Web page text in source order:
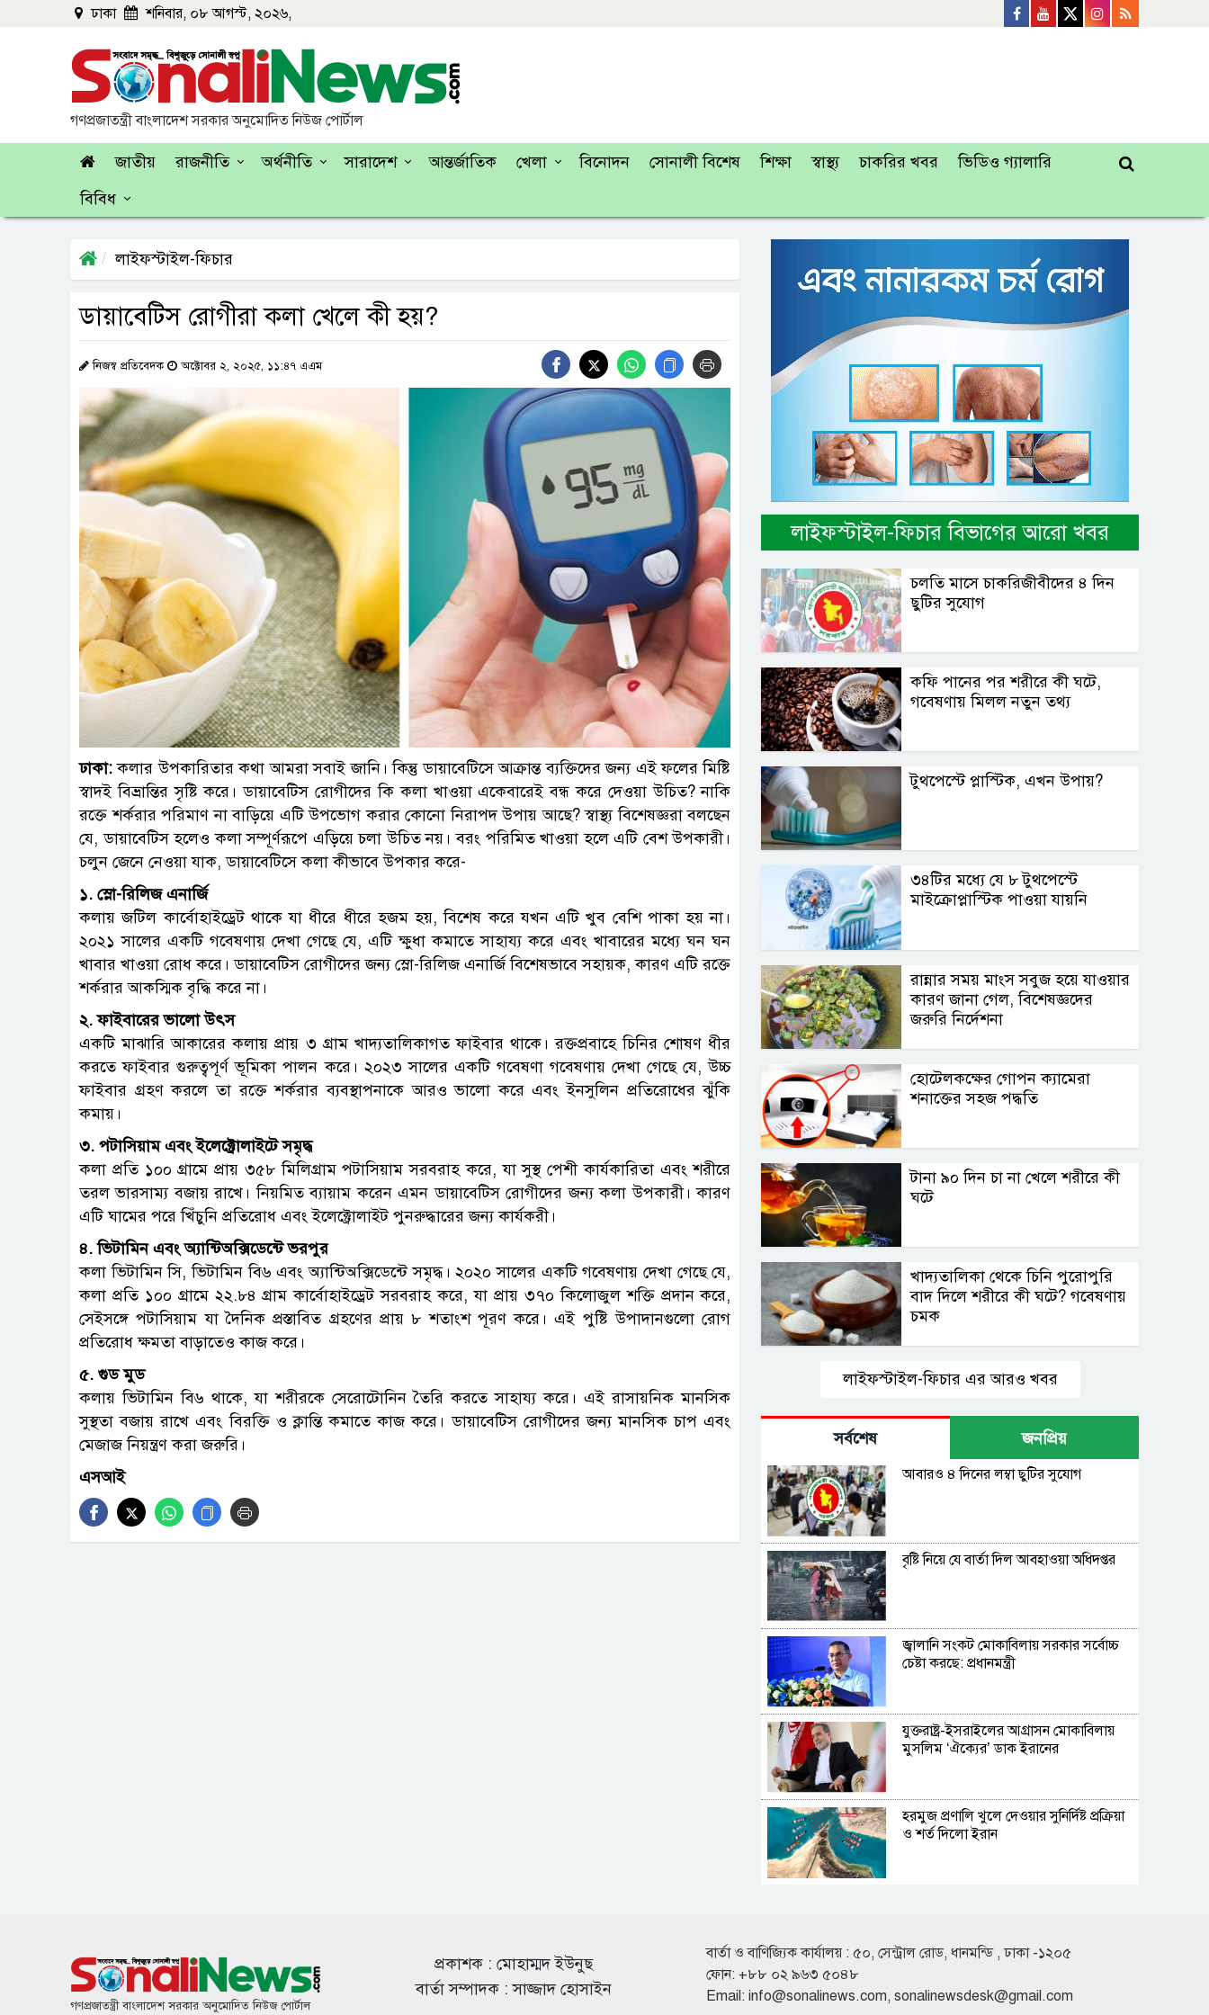
ঢাকা শনিবার, ০৮ আগস্ট, ২০২৬,
গণপ্রজাতন্ত্রী বাংলাদেশ সরকার অনুমোদিত নিউজ পোর্টাল
জাতীয় রাজনীতি অর্থনীতি সারাদেশ আন্তর্জাতিক খেলা বিনোদন সোনালী বিশেষ শিক্ষা স্বাস্থ্য চাকরির খবর
ভিডিও গ্যালারি
বিবিধ
লাইফস্টাইল-ফিচার
ডায়াবেটিস রোগীরা কলা খেলে কী হয়?
নিজস্ব প্রতিবেদক অক্টোবর ২, ২০২৫, ১১:৪৭ এএম
ফাইল ছবি
ঢাকা:কলার উপকারিতার কথা আমরা সবাই জানি। কিন্তু ডায়াবেটিসে আক্রান্ত ব্যক্তিদের জন্য এই ফলের মিষ্টি
স্বাদই বিভ্রান্তির সৃষ্টি করে। ডায়াবেটিস রোগীদের কি কলা খাওয়া একেবারেই বন্ধ করে দেওয়া উচিত? নাকি
রক্তে শর্করার পরিমাণ না বাড়িয়ে এটি উপভোগ করার কোনো নিরাপদ উপায় আছে? স্বাস্থ্য বিশেষজ্ঞরা বলছেন
যে, ডায়াবেটিস হলেও কলা সম্পূর্ণরূপে এড়িয়ে চলা উচিত নয়। বরং পরিমিত খাওয়া হলে এটি বেশ উপকারী।
চলুন জেনে নেওয়া যাক, ডায়াবেটিসে কলা কীভাবে উপকার করে-
১. স্লো-রিলিজ এনার্জি
কলায় জটিল কার্বোহাইড্রেট থাকে যা ধীরে ধীরে হজম হয়, বিশেষ করে যখন এটি খুব বেশি পাকা হয় না।
২০২১ সালের একটি গবেষণায় দেখা গেছে যে, এটি ক্ষুধা কমাতে সাহায্য করে এবং খাবারের মধ্যে ঘন ঘন
খাবার খাওয়া রোধ করে। ডায়াবেটিস রোগীদের জন্য স্লো-রিলিজ এনার্জি বিশেষভাবে সহায়ক, কারণ এটি রক্তে
শর্করার আকস্মিক বৃদ্ধি করে না।
২. ফাইবারের ভালো উৎস
একটি মাঝারি আকারের কলায় প্রায় ৩ গ্রাম খাদ্যতালিকাগত ফাইবার থাকে। রক্তপ্রবাহে চিনির শোষণ ধীর
করতে ফাইবার গুরুত্বপূর্ণ ভূমিকা পালন করে। ২০২৩ সালের একটি গবেষণা গবেষণায় দেখা গেছে যে, উচ্চ
ফাইবার গ্রহণ করলে তা রক্তে শর্করার ব্যবস্থাপনাকে আরও ভালো করে এবং ইনসুলিন প্রতিরোধের ঝুঁকি
কমায়।
৩. পটাসিয়াম এবং ইলেক্ট্রোলাইটে সমৃদ্ধ
কলা প্রতি ১০০ গ্রামে প্রায় ৩৫৮ মিলিগ্রাম পটাসিয়াম সরবরাহ করে, যা সুস্থ পেশী কার্যকারিতা এবং শরীরে
তরল ভারসাম্য বজায় রাখে। নিয়মিত ব্যায়াম করেন এমন ডায়াবেটিস রোগীদের জন্য কলা উপকারী। কারণ
এটি ঘামের পরে খিঁচুনি প্রতিরোধ এবং ইলেক্ট্রোলাইট পুনরুদ্ধারের জন্য কার্যকরী।
৪. ভিটামিন এবং অ্যান্টিঅক্সিডেন্টে ভরপুর
কলা ভিটামিন সি, ভিটামিন বি৬ এবং অ্যান্টিঅক্সিডেন্টে সমৃদ্ধ। ২০২০ সালের একটি গবেষণায় দেখা গেছে যে,
কলা প্রতি ১০০ গ্রামে ২২.৮৪ গ্রাম কার্বোহাইড্রেট সরবরাহ করে, যা প্রায় ৩৭০ কিলোজুল শক্তি প্রদান করে,
সেইসঙ্গে পটাসিয়াম যা দৈনিক প্রস্তাবিত গ্রহণের প্রায় ৮ শতাংশ পূরণ করে। এই পুষ্টি উপাদানগুলো রোগ
প্রতিরোধ ক্ষমতা বাড়াতেও কাজ করে।
৫. গুড মুড
কলায় ভিটামিন বি৬ থাকে, যা শরীরকে সেরোটোনিন তৈরি করতে সাহায্য করে। এই রাসায়নিক মানসিক
সুস্থতা বজায় রাখে এবং বিরক্তি ও ক্লান্তি কমাতে কাজ করে। ডায়াবেটিস রোগীদের জন্য মানসিক চাপ এবং
মেজাজ নিয়ন্ত্রণ করা জরুরি।
এসআই
লাইফস্টাইল-ফিচার বিভাগের আরো খবর
চলতি মাসে চাকরিজীবীদের ৪ দিন
ছুটির সুযোগ
কফি পানের পর শরীরে কী ঘটে,
গবেষণায় মিলল নতুন তথ্য
টুথপেস্টে প্লাস্টিক, এখন উপায়?
৩৪টির মধ্যে যে ৮ টুথপেস্টে
মাইক্রোপ্লাস্টিক পাওয়া যায়নি
রান্নার সময় মাংস সবুজ হয়ে যাওয়ার
কারণ জানা গেল, বিশেষজ্ঞদের
জরুরি নির্দেশনা
হোটেলকক্ষের গোপন ক্যামেরা
শনাক্তের সহজ পদ্ধতি
টানা ৯০ দিন চা না খেলে শরীরে কী
ঘটে
খাদ্যতালিকা থেকে চিনি পুরোপুরি
বাদ দিলে শরীরে কী ঘটে? গবেষণায়
চমক
লাইফস্টাইল-ফিচার এর আরও খবর
সর্বশেষ জনপ্রিয়
আবারও ৪ দিনের লম্বা ছুটির সুযোগ
বৃষ্টি নিয়ে যে বার্তা দিল আবহাওয়া অধিদপ্তর
জ্বালানি সংকট মোকাবিলায় সরকার সর্বোচ্চ
চেষ্টা করছে: প্রধানমন্ত্রী
যুক্তরাষ্ট্র-ইসরাইলের আগ্রাসন মোকাবিলায়
মুসলিম ‘ঐক্যের’ ডাক ইরানের
হরমুজ প্রণালি খুলে দেওয়ার সুনির্দিষ্ট প্রক্রিয়া
ও শর্ত দিলো ইরান
পে স্কেলের প্রজ্ঞাপন জারি, প্রত্যাশা নিয়ে যা
জানা যাচ্ছে
গণপ্রজাতন্ত্রী বাংলাদেশ সরকার অনুমোদিত নিউজ পোর্টাল
প্রকাশক : মোহাম্মদ ইউনুছ
বার্তা সম্পাদক : সাজ্জাদ হোসাইন
বার্তা ও বাণিজ্যিক কার্যালয় : ৫০, সেন্ট্রাল রোড, ধানমন্ডি , ঢাকা -১২০৫
ফোন: +৮৮ ০২ ৯৬৩ ৫০৪৮
Email: info@sonalinews.com, sonalinewsdesk@gmail.com